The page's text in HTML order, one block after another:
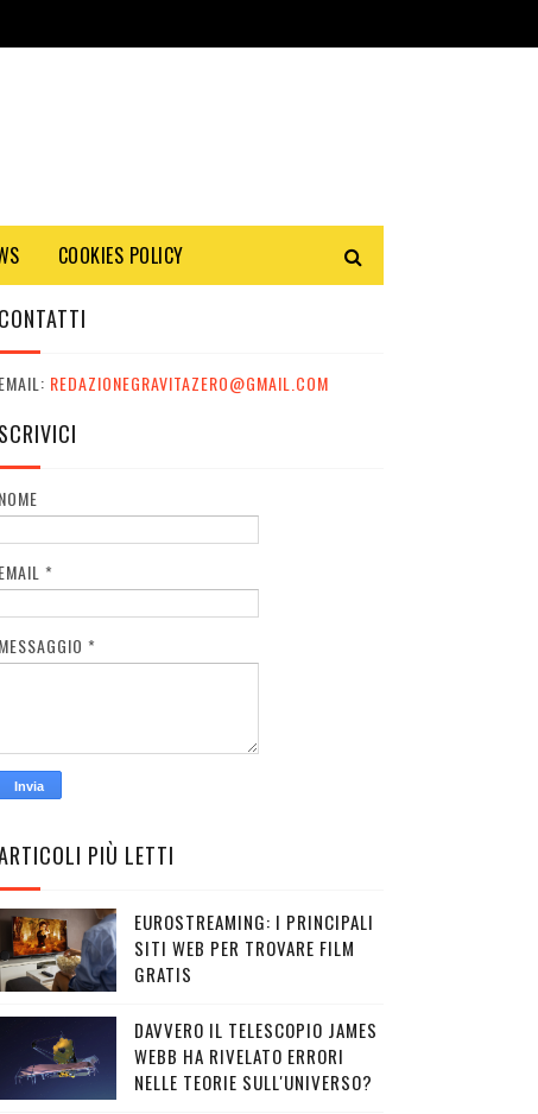
COOKIES POLICY
CONTATTI
EMAIL: REDAZIONEGRAVITAZERO@GMAIL.COM
SCRIVICI
NOME
EMAIL *
MESSAGGIO *
PIÙ LETTI
EUROSTREAMING: I PRINCIPALI
SITI WEB PER TROVARE FILM
GRATIS
DAVVERO IL TELESCOPIO JAMES
WEBB HA RIVELATO ERRORI
NELLE TEORIE SULL'UNIVERSO?